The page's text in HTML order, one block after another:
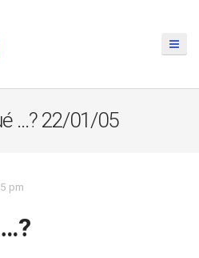
…? 22/01/05
pm